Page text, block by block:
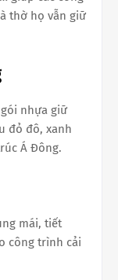
thờ họ vẫn giữ
nhựa giữ
đỏ đô, xanh
Á Đông.
mái, tiết
công trình cải